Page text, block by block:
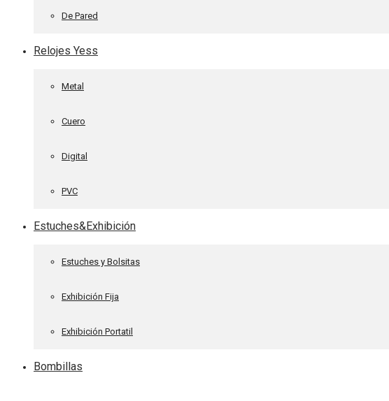
De Pared
Relojes Yess
Metal
Cuero
Digital
PVC
Estuches&Exhibición
Estuches y Bolsitas
Exhibición Fija
Exhibición Portatil
Bombillas